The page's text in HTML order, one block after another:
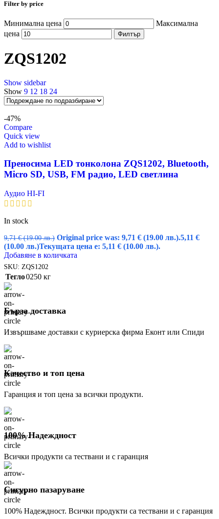
Filter by price
Минимална цена
Максимална
цена
Филтър
ZQS1202
Show sidebar
Show 9 12 18 24
-47%
Compare
Quick view
Add to wishlist
Преносима LED тонколона ZQS1202, Bluetooth,
Micro SD, USB, FM радио, LED светлина
Аудио HI-FI
In stock
9,71€ (19.00 лв.) Original price was: 9,71 € (19.00 лв.).5,11 €
(10.00 лв.)Текущата цена е: 5,11 € (10.00 лв.).
Добавяне в количката
SKU: ZQS1202
Тегло0250 кг
Бърза доставка
Извършваме доставки с куриерска фирма Еконт или Спиди
Качество и топ цена
Гаранция и топ цена за всички продукти.
100% Надеждност
Всички продукти са тествани и с гаранция
Сигурно пазаруване
100% Надеждност. Всички продукти са тествани и с гаранция